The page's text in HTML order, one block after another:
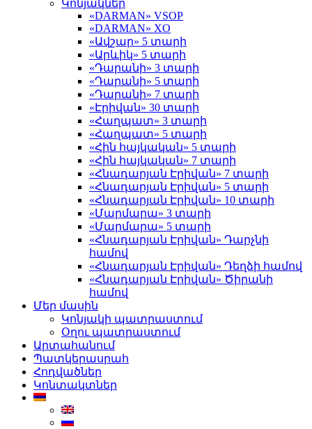
Կոնյակներ
«DARMAN» VSOP
«DARMAN» XO
«Ավշար» 5 տարի
«Արևիկ» 5 տարի
«Դարանի» 3 տարի
«Դարանի» 5 տարի
«Դարանի» 7 տարի
«Էրիվան» 30 տարի
«Հաղպատ» 3 տարի
«Հաղպատ» 5 տարի
«Հին հայկական» 5 տարի
«Հին հայկական» 7 տարի
«Հնադարյան Էրիվան» 7 տարի
«Հնադարյան Էրիվան» 5 տարի
«Հնադարյան Էրիվան» 10 տարի
«Մարմարա» 3 տարի
«Մարմարա» 5 տարի
«Հնադարյան Էրիվան» Դարչնի
համով
«Հնադարյան Էրիվան» Դեղձի համով
«Հնադարյան Էրիվան» Ծիրանի
համով
Մեր մասին
Կոնյակի պատրաստում
Օղու պատրաստում
Արտահանում
Պատկերասրահ
Հոդվածներ
Կոնտակտներ